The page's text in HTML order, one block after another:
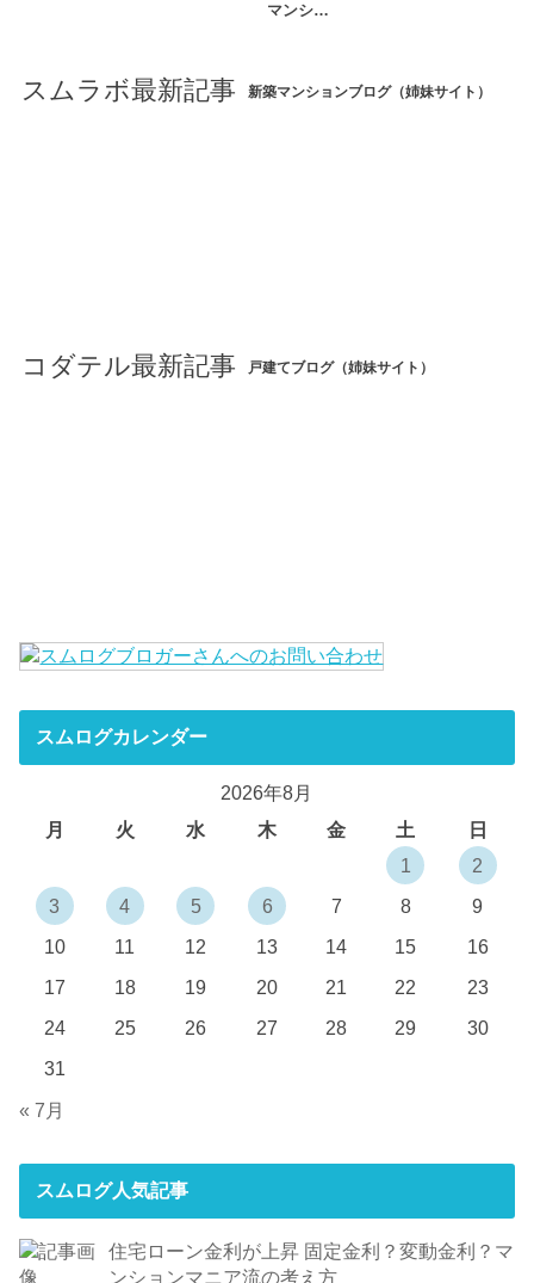
マンシ…
スムラボ最新記事 新築マンションブログ（姉妹サイト）
コダテル最新記事 戸建てブログ（姉妹サイト）
スムログカレンダー
2026年8月
月
火 水 木 金 土
日
1
2
3
4 5 6 7 8
9
10
11 12 13 14 15
16
17
18 19 20 21 22
23
24
25 26 27 28 29
30
31
« 7月
スムログ人気記事
住宅ローン金利が上昇 固定金利？変動金利？マ
ンションマニア流の考え方